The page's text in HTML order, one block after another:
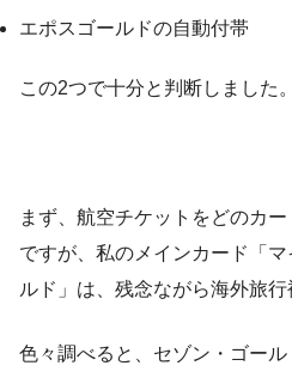
エポスゴールドの自動付帯
この2つで十分と判断しました。
まず、航空チケットをどのカ
ですが、私のメインカード「
ルド」は、残念ながら海外旅行
色々調べると、セゾン・ゴー